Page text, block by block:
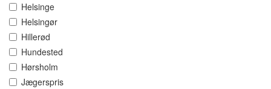
Helsinge
Helsingør
Hillerød
Hundested
Hørsholm
Jægerspris